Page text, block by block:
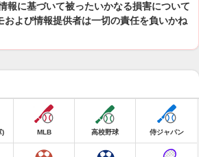
報に基づいて被ったいかなる損害について
および情報提供者は一切の責任を負いかね
) MLB 高校野球 侍ジャパン